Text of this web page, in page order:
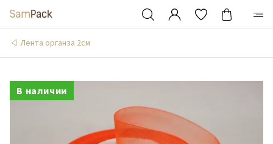
Лента органза 2см
В наличии